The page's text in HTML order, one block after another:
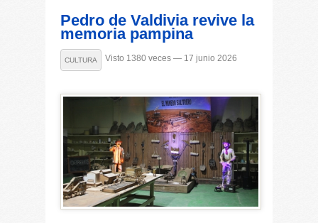
Pedro de Valdivia revive la
memoria pampina
CULTURA Visto 1380 veces — 17 junio 2026